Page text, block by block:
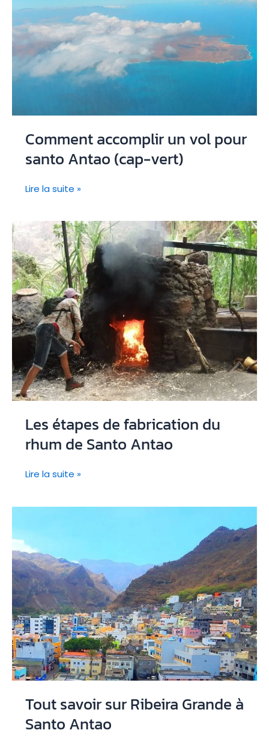
Voyagez
mieux
Comment accomplir un vol pour
santo Antao (cap-vert)
Comment
vol
pour
santo
Antao
(cap-
vert)
Lire la suite »
Les étapes de fabrication du
rhum de Santo Antao
Les
du
rhum
de
Santo
Antao
Lire la suite »
Tout savoir sur Ribeira Grande à
Santo Antao